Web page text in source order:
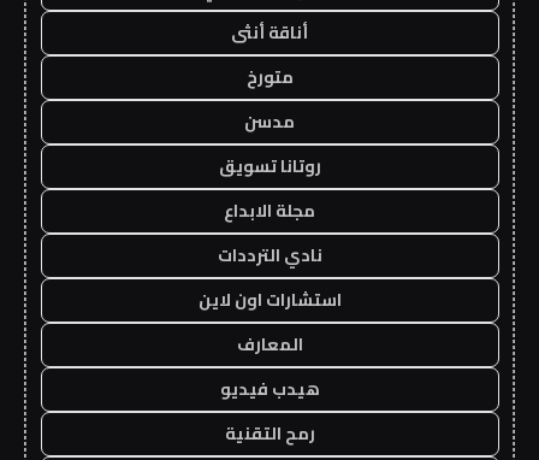
أناقة أنثى
متورخ
مدسن
روتانا تسويق
مجلة الابداع
نادي الترددات
استشارات اون لاين
المعارف
هيدب فيديو
رمح التقنية